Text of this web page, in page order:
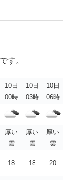
す。
10日
00時
10日
03時
10日
06時
厚い
雲
厚い
雲
厚い
雲
18 18 20